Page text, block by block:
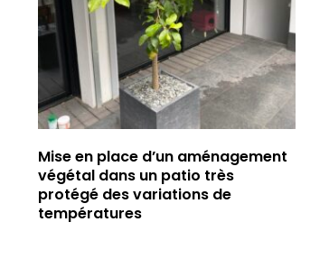
Mise en place d’un aménagement
végétal dans un patio très
protégé des variations de
températures